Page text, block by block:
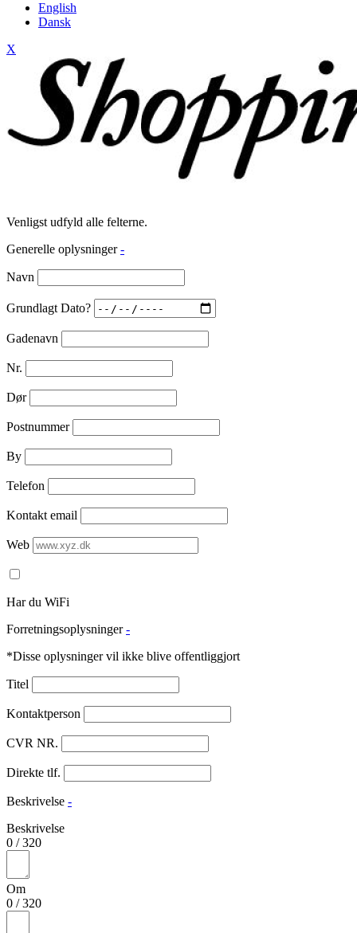
English
Dansk
X
Venligst udfyld alle felterne.
Generelle oplysninger -
Navn
Grundlagt Dato?
Gadenavn
Nr.
Dør
Postnummer
By
Telefon
Kontakt email
Web
Har du WiFi
Forretningsoplysninger -
*Disse oplysninger vil ikke blive offentliggjort
Titel
Kontaktperson
CVR NR.
Direkte tlf.
Beskrivelse -
Beskrivelse
0 /320
Om
0 /320